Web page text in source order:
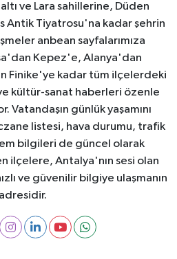
ve Lara sahillerine, Düden
Antik Tiyatrosu'na kadar şehrin
anbean sayfalarımıza
Kepez'e, Alanya'dan
Finike'ye kadar tüm ilçelerdeki
kültür-sanat haberleri özenle
Vatandaşın günlük yaşamını
listesi, hava durumu, trafik
bilgileri de güncel olarak
ilçelere, Antalya'nın sesi olan
ve güvenilir bilgiye ulaşmanın
adresidir.